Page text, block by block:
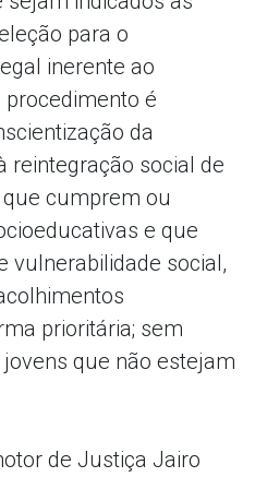
para o
inerente ao
procedimento é
da
reintegração social de
cumprem ou
e que
vulnerabilidade social,
prioritária; sem
que não estejam
de Justiça Jairo